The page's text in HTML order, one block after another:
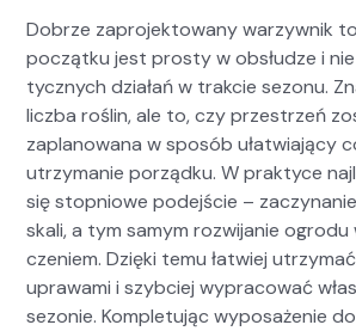
Dobrze zapro­jek­towany warzy­wnik
początku jest prosty w obsłudze i
ty­cznych dzi­ałań w trak­cie sezonu.
licz­ba roślin, ale to, czy przestrzeń
zaplanowana w sposób ułatwia­ją­cy
utrzy­manie porząd­ku. W prak­tyce
się stop­niowe pode­jś­cie –
skali, a tym samym rozwi­janie
cze­niem. Dzię­ki temu łatwiej
uprawa­mi i szy­b­ciej wypra­cow­ać
sezonie. Kom­ple­tu­jąc wyposaże­nie